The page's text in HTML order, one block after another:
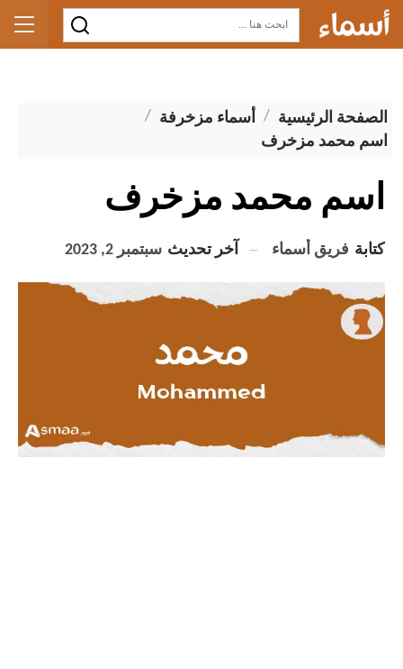
الصفحة الرئيسية
أسماء مزخرفة
اسم محمد مزخرف
اسم محمد مزخرف
كتابة فريق أسماء آخر تحديث سبتمبر 2, 2023